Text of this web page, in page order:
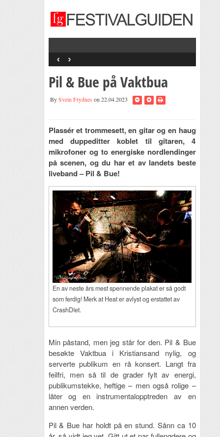
‹ ›
Pil & Bue på Vaktbua
BySvein Frydnes on 22.04.2023
Plassér et trommesett, en gitar og en haug
med duppeditter koblet til gitaren, 4
mikrofoner og to energiske nordlendinger
på scenen, og du har et av landets beste
liveband – Pil & Bue!
En av neste års mest spennende plakat er så godt
som ferdig! Merk at Heat er avlyst og erstattet av
CrashDïet.
Min påstand, men jeg står for den. Pil & Bue
besøkte Vaktbua i Kristiansand nylig, og
serverte publikum en rå konsert. Langt fra
feilfri, men så til de grader fylt av energi,
publikumstekke, heftige – men også rolige –
låter og en instrumentalopptreden av en
annen verden.
Pil & Bue har holdt på en stund. Sånn ca 10